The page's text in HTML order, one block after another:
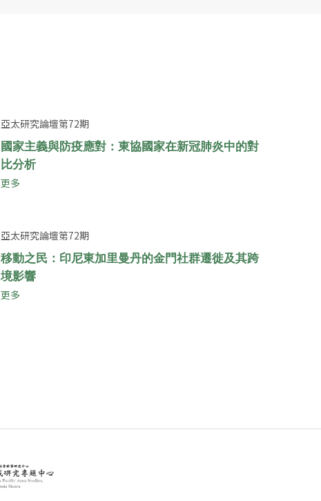
亞太研究論壇第72期
國家主義與防疫應對：東協國家在新冠肺炎中的對
比分析
更多
亞太研究論壇第72期
移動之民：印尼東加里曼丹的金門社群遷徙及其跨
境影響
更多